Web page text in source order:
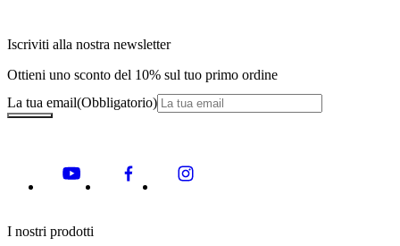
Iscriviti alla nostra newsletter
Ottieni uno sconto del 10% sul tuo primo ordine
La tua email(Obbligatorio)
I nostri prodotti